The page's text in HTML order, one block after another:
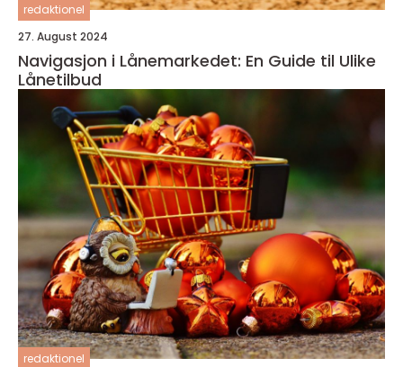
redaktionel
27. August 2024
Navigasjon i Lånemarkedet: En Guide til Ulike
Lånetilbud
redaktionel